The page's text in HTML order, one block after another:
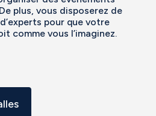
plus, vous disposerez de
pour que votre
comme vous l’imaginez.